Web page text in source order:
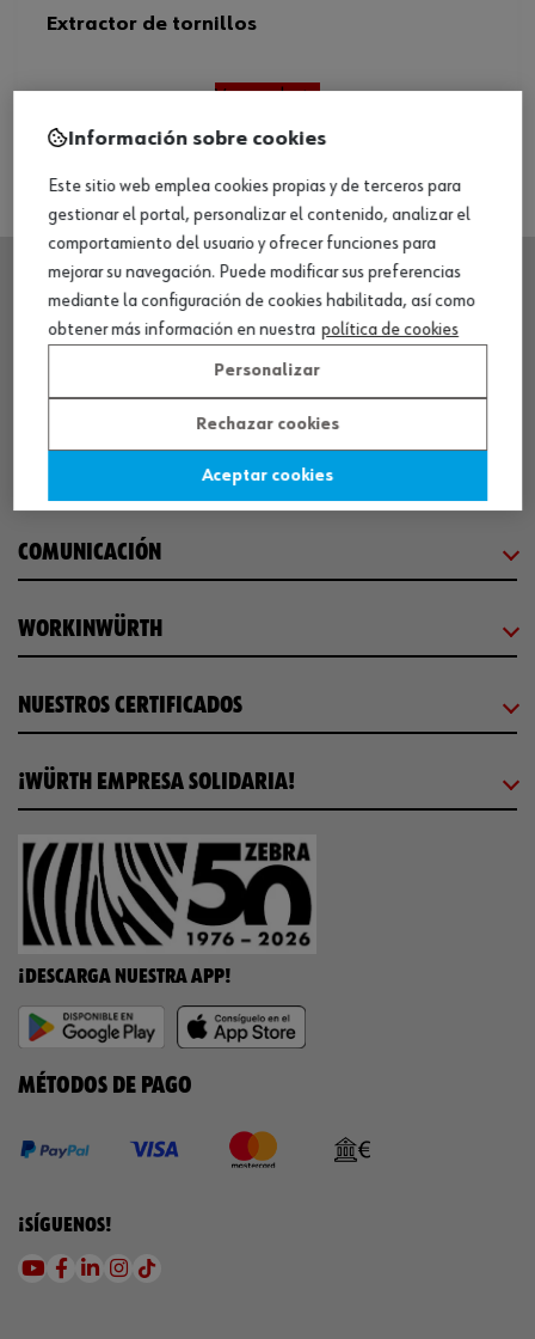
Extractor de tornillos
Ver producto
SEDE CENTRAL
CENTRO LOGÍSTICO / MUSEO
COMUNICACIÓN
WORKINWÜRTH
NUESTROS CERTIFICADOS
¡WÜRTH EMPRESA SOLIDARIA!
¡DESCARGA NUESTRA APP!
MÉTODOS DE PAGO
¡SÍGUENOS!
Información sobre cookies
Este sitio web emplea cookies propias y de terceros para
gestionar el portal, personalizar el contenido, analizar el
comportamiento del usuario y ofrecer funciones para
mejorar su navegación. Puede modificar sus preferencias
mediante la configuración de cookies habilitada, así como
obtener más información en nuestra política de cookies
Personalizar
Rechazar cookies
Aceptar cookies